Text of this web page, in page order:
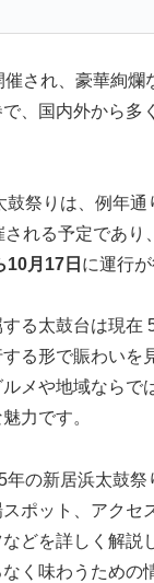
され、豪華絢爛
、国内外から多
祭りは、例年通
れる予定であり、
10月17日 に運行
る太鼓台は現在
る形で賑わいを
メや地域ならで
力です。
年の新居浜太鼓祭
ポット、アクセ
どを詳しく解説
く味わうための